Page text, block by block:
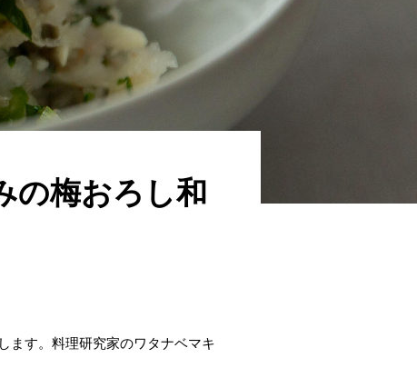
の梅おろし和
ます。料理研究家のワタナベマキ